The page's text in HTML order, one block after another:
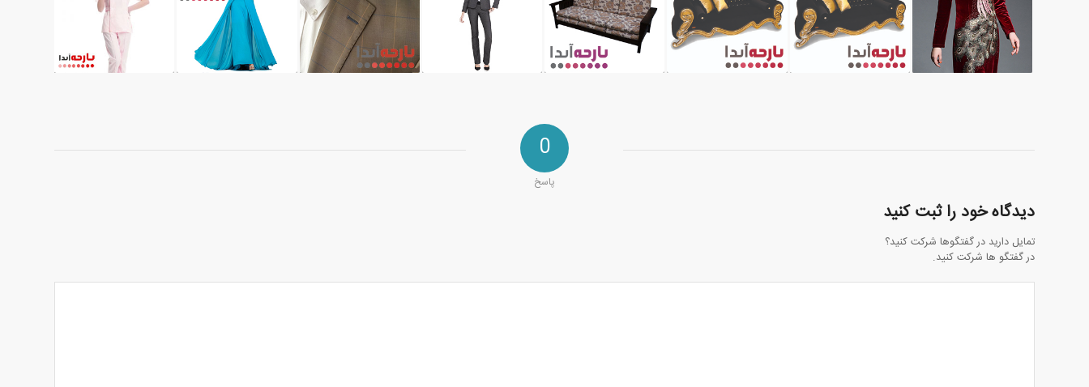
0
پاسخ
دیدگاه خود را ثبت کنید
تمایل دارید در گفتگوها شرکت کنید؟
در گفتگو ها شرکت کنید.